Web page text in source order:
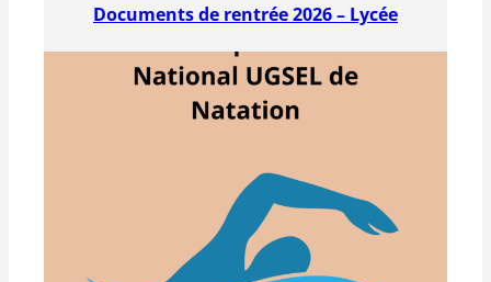
Documents de rentrée 2026 – Lycée